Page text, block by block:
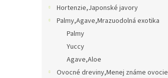
Hortenzie,Japonské javory
Palmy,Agave,Mrazuodolná exotika
Palmy
Yuccy
Agave,Aloe
Ovocné dreviny,Menej známe ovocie